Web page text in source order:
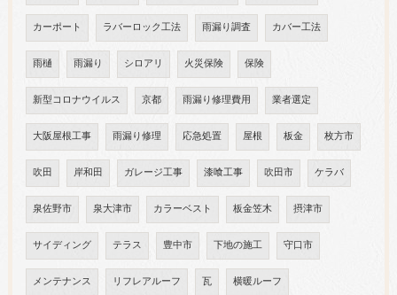
カーポート ラバーロック工法 雨漏り調査 カバー工法
雨樋 雨漏り シロアリ 火災保険 保険
新型コロナウイルス 京都 雨漏り修理費用 業者選定
大阪屋根工事 雨漏り修理 応急処置 屋根 板金 枚方市
吹田 岸和田 ガレージ工事 漆喰工事 吹田市 ケラバ
泉佐野市 泉大津市 カラーベスト 板金笠木 摂津市
サイディング テラス 豊中市 下地の施工 守口市
メンテナンス リフレアルーフ 瓦 横暖ルーフ